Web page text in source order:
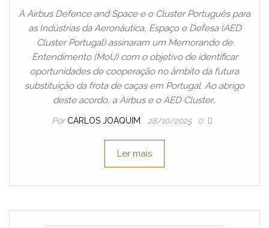
A Airbus Defence and Space e o Cluster Português para
as Indústrias da Aeronáutica, Espaço e Defesa (AED
Cluster Portugal) assinaram um Memorando de
Entendimento (MoU) com o objetivo de identificar
oportunidades de cooperação no âmbito da futura
substituição da frota de caças em Portugal. Ao abrigo
deste acordo, a Airbus e o AED Cluster…
Por CARLOS JOAQUIM 28/10/2025 0
Ler mais